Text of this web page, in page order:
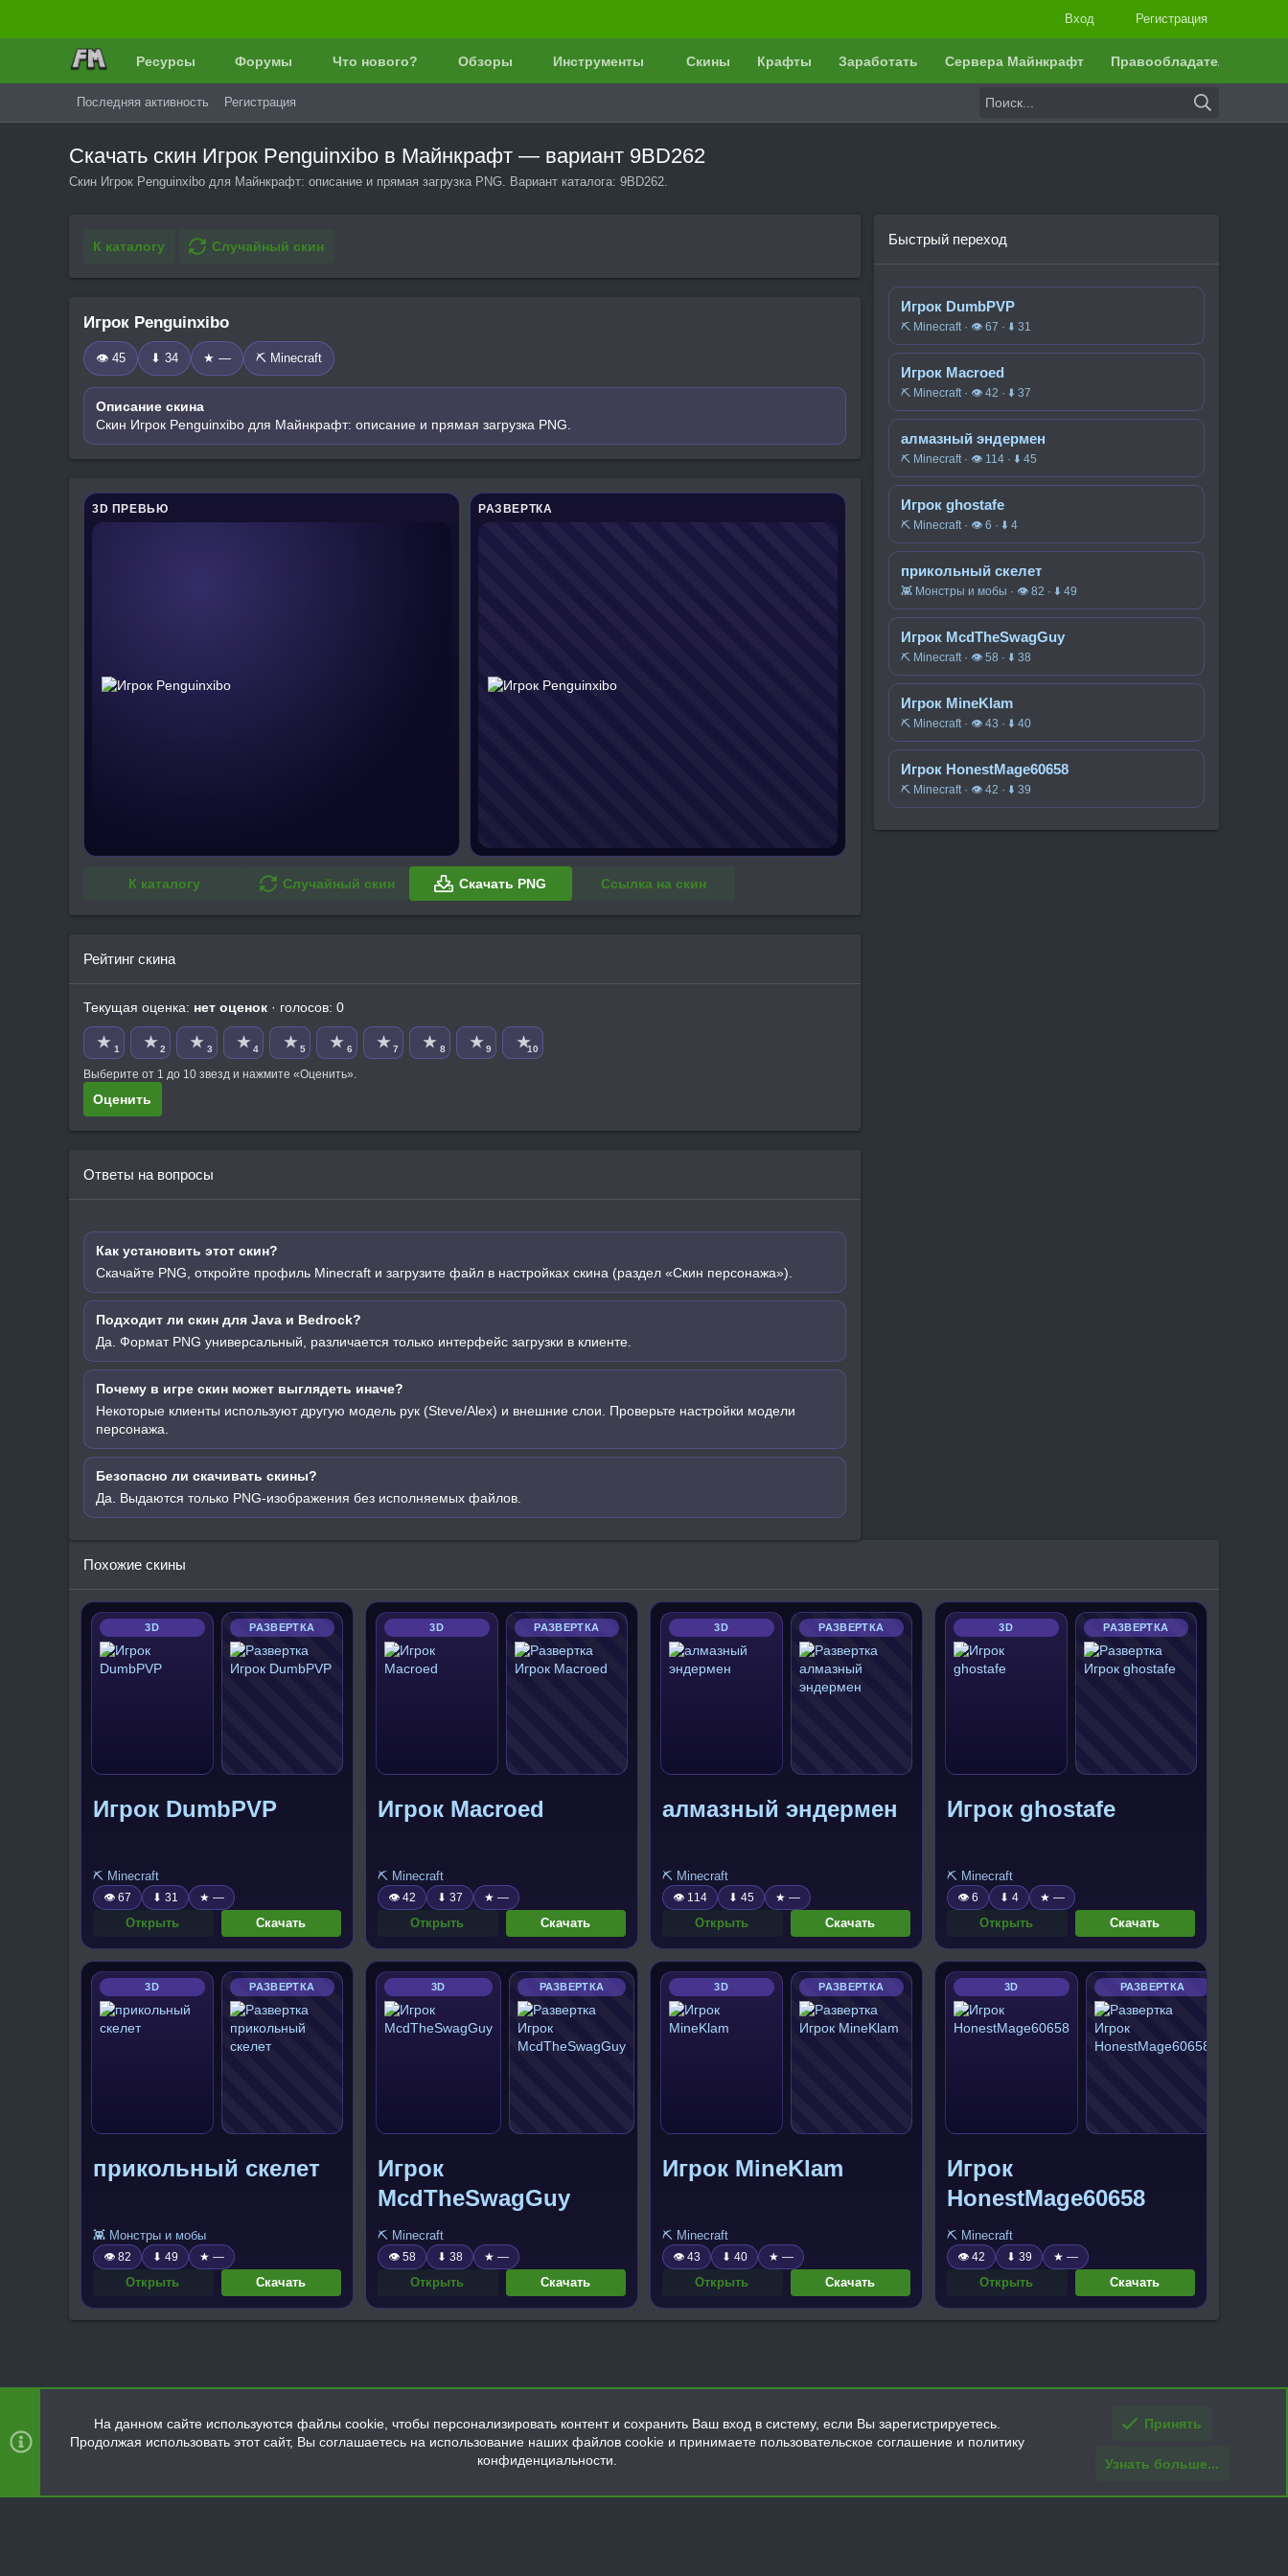
Вход Регистрация
Ресурсы Форумы Что нового? Обзоры Инструменты Скины Крафты Заработать Сервера Майнкрафт Правообладателям
Последняя активность Регистрация
Скачать скин Игрок Penguinxibo в Майнкрафт — вариант 9BD262
Скин Игрок Penguinxibo для Майнкрафт: описание и прямая загрузка PNG. Вариант каталога: 9BD262.
К каталогу Случайный скин
Игрок Penguinxibo
👁 45 ⬇ 34 ★ — ⛏️ Minecraft
Описание скина
Скин Игрок Penguinxibo для Майнкрафт: описание и прямая загрузка PNG.
3D ПРЕВЬЮ РАЗВЕРТКА
К каталогу Случайный скин Скачать PNG Ссылка на скин
Рейтинг скина
Текущая оценка: нет оценок · голосов: 0
★ 1 ★ 2 ★ 3 ★ 4 ★ 5 ★ 6 ★ 7 ★ 8 ★ 9 ★10
Выберите от 1 до 10 звезд и нажмите «Оценить».
Оценить
Ответы на вопросы
Как установить этот скин?
Скачайте PNG, откройте профиль Minecraft и загрузите файл в настройках скина (раздел «Скин персонажа»).
Подходит ли скин для Java и Bedrock?
Да. Формат PNG универсальный, различается только интерфейс загрузки в клиенте.
Почему в игре скин может выглядеть иначе?
Некоторые клиенты используют другую модель рук (Steve/Alex) и внешние слои. Проверьте настройки модели
персонажа.
Безопасно ли скачивать скины?
Да. Выдаются только PNG-изображения без исполняемых файлов.
Быстрый переход
Игрок DumbPVP
⛏️ Minecraft · 👁 67 · ⬇ 31
Игрок Macroed
⛏️ Minecraft · 👁 42 · ⬇ 37
алмазный эндермен
⛏️ Minecraft · 👁 114 · ⬇ 45
Игрок ghostafe
⛏️ Minecraft · 👁 6 · ⬇ 4
прикольный скелет
👾 Монстры и мобы · 👁 82 · ⬇ 49
Игрок McdTheSwagGuy
⛏️ Minecraft · 👁 58 · ⬇ 38
Игрок MineKlam
⛏️ Minecraft · 👁 43 · ⬇ 40
Игрок HonestMage60658
⛏️ Minecraft · 👁 42 · ⬇ 39
Похожие скины
3D РАЗВЕРТКА
Игрок DumbPVP
⛏️ Minecraft
👁 67 ⬇ 31 ★ —
Открыть Скачать
3D РАЗВЕРТКА
Игрок Macroed
⛏️ Minecraft
👁 42 ⬇ 37 ★ —
Открыть Скачать
3D РАЗВЕРТКА
алмазный эндермен
⛏️ Minecraft
👁 114 ⬇ 45 ★ —
Открыть Скачать
3D РАЗВЕРТКА
Игрок ghostafe
⛏️ Minecraft
👁 6 ⬇ 4 ★ —
Открыть Скачать
3D РАЗВЕРТКА
прикольный скелет
👾 Монстры и мобы
👁 82 ⬇ 49 ★ —
Открыть Скачать
3D РАЗВЕРТКА
Игрок
McdTheSwagGuy
⛏️ Minecraft
👁 58 ⬇ 38 ★ —
Открыть Скачать
3D РАЗВЕРТКА
Игрок MineKlam
⛏️ Minecraft
👁 43 ⬇ 40 ★ —
Открыть Скачать
3D РАЗВЕРТКА
Игрок
HonestMage60658
⛏️ Minecraft
👁 42 ⬇ 39 ★ —
Открыть Скачать
Главная
R
S
На данном сайте используются файлы cookie, чтобы персонализировать контент и сохранить Ваш вход в систему, если Вы зарегистрируетесь.
Продолжая использовать этот сайт, Вы соглашаетесь на использование наших файлов cookie и принимаете пользовательское соглашение и политику
конфиденциальности.
Принять
Узнать больше...